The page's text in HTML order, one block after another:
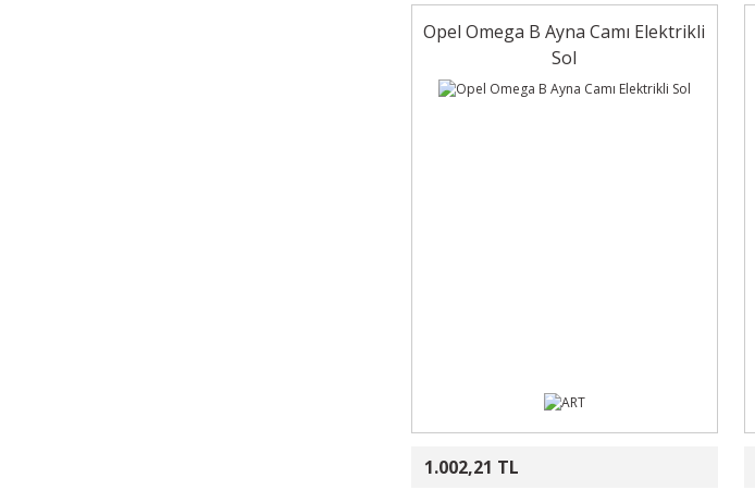
Opel Omega B Ayna Camı Elektrikli
Sol
1.002,21 TL